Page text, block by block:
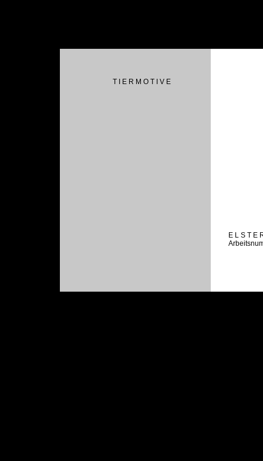
T I E R M O T I V E
E L S T E